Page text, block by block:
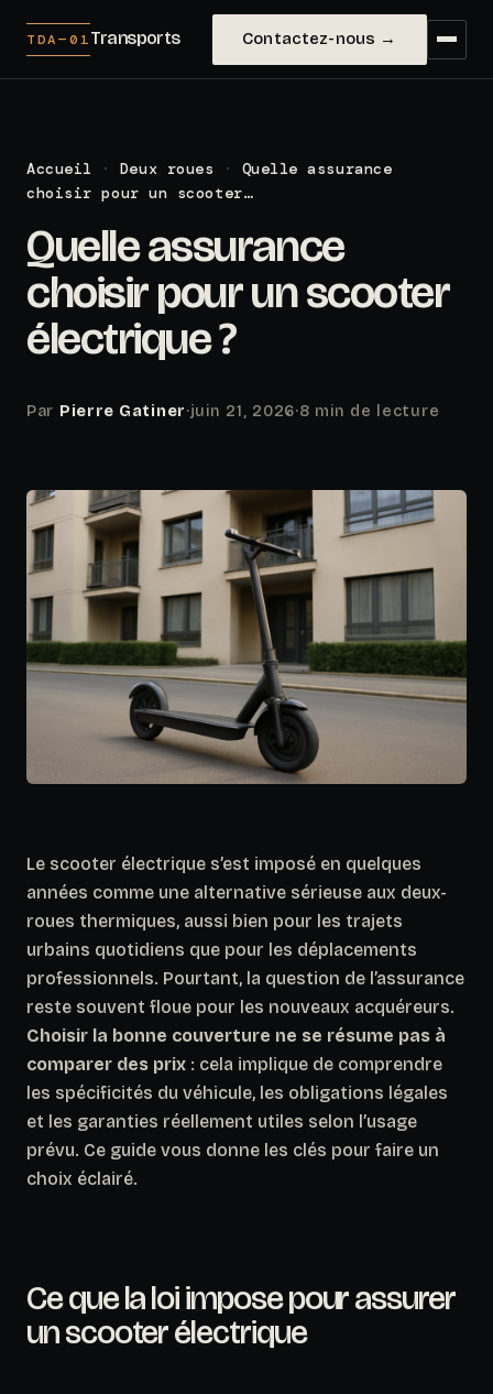
TDA—01Transports Contactez-nous →
Accueil · Deux roues ·
Quelle assurance
choisir pour un scooter…
Quelle assurance
choisir pour un scooter
électrique ?
Par Pierre Gatiner·juin 21, 2026·8 min de lecture
Le scooter électrique s’est imposé en quelques
années comme une alternative sérieuse aux deux-
roues thermiques, aussi bien pour les trajets
urbains quotidiens que pour les déplacements
professionnels. Pourtant, la question de l’assurance
reste souvent floue pour les nouveaux acquéreurs.
Choisir la bonne couverture ne se résume pas à
comparer des prix : cela implique de comprendre
les spécificités du véhicule, les obligations légales
et les garanties réellement utiles selon l’usage
prévu. Ce guide vous donne les clés pour faire un
choix éclairé.
Ce que la loi impose pour assurer
un scooter électrique